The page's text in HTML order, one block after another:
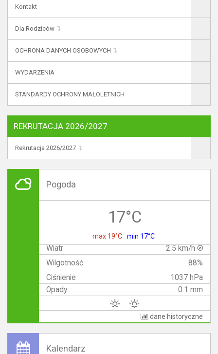
Kontakt
Dla Rodziców
OCHRONA DANYCH OSOBOWYCH
WYDARZENIA
STANDARDY OCHRONY MAŁOLETNICH
REKRUTACJA 2026/2027
Rekrutacja 2026/2027
Pogoda
17°C
max 19°C min 17°C
Wiatr
2.5 km/h
Wilgotność
88%
Ciśnienie
1037 hPa
Opady
0.1 mm
dane historyczne
Kalendarz